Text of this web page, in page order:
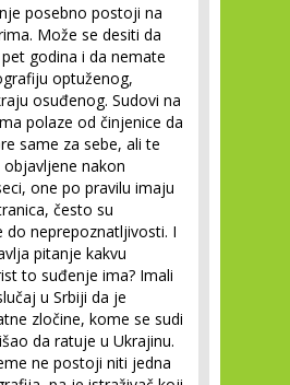
posebno postoji na
Može se desiti da
godina i da nemate
optuženog,
osuđenog. Sudovi na
polaze od činjenice da
same za sebe, ali te
nakon
one po pravilu imaju
često su
do neprepoznatljivosti. I
pitanje kakvu
to suđenje ima? Imali
u Srbiji da je
zločine, kome se sudi
da ratuje u Ukrajinu.
ne postoji niti jedna